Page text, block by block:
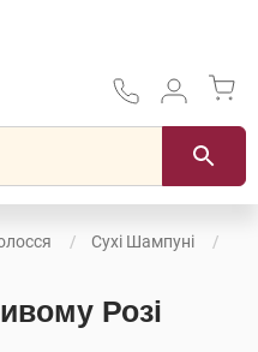
Сухі Шампуні
Розі